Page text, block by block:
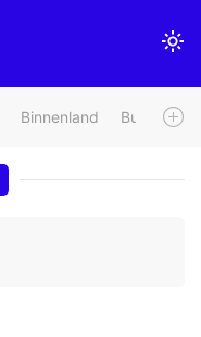
Binnenland Buitenland